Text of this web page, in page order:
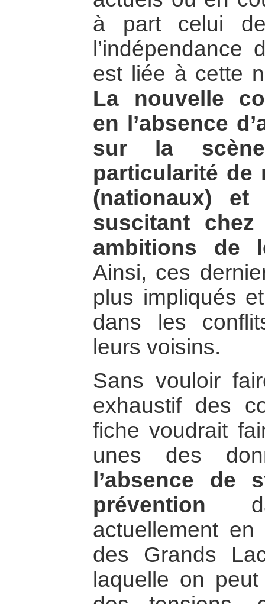
à part celui
est liée à cette
La nouvelle
en l’absence
sur la
particularité de
(nationaux)
suscitant
ambitions de
Ainsi, ces
plus impliqués
dans les
leurs voisins.
Sans vouloir
exhaustif des
fiche voudrait
unes des
l’absence de
prévention
actuellement en
des Grands
laquelle on